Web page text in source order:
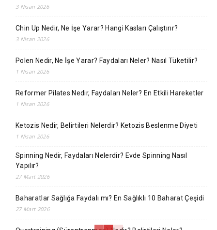
3 Nisan 2026
Chin Up Nedir, Ne İşe Yarar? Hangi Kasları Çalıştırır?
3 Nisan 2026
Polen Nedir, Ne İşe Yarar? Faydaları Neler? Nasıl Tüketilir?
1 Nisan 2026
Reformer Pilates Nedir, Faydaları Neler? En Etkili Hareketler
1 Nisan 2026
Ketozis Nedir, Belirtileri Nelerdir? Ketozis Beslenme Diyeti
1 Nisan 2026
Spinning Nedir, Faydaları Nelerdir? Evde Spinning Nasıl
Yapılır?
27 Mart 2026
Baharatlar Sağlığa Faydalı mı? En Sağlıklı 10 Baharat Çeşidi
27 Mart 2026